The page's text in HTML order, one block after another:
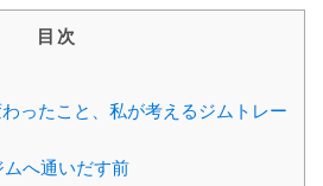
目次
ったこと、私が考えるジムトレー
ムへ通いだす前